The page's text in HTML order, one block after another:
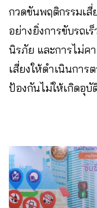
กวดขันพฤติกรรมเสี่
อย่างยิ่งการขับรถเ
นิรภัย และการไม่ค
เสี่ยงให้ดำเนินการ
ป้องกันไม่ให้เกิดอุบั